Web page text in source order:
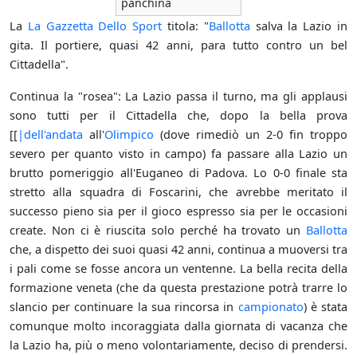
panchina
La La Gazzetta Dello Sport titola: "Ballotta salva la Lazio in
gita. Il portiere, quasi 42 anni, para tutto contro un bel
Cittadella".
Continua la "rosea": La Lazio passa il turno, ma gli applausi
sono tutti per il Cittadella che, dopo la bella prova
[[|dell'andata all'Olimpico (dove rimediò un 2-0 fin troppo
severo per quanto visto in campo) fa passare alla Lazio un
brutto pomeriggio all'Euganeo di Padova. Lo 0-0 finale sta
stretto alla squadra di Foscarini, che avrebbe meritato il
successo pieno sia per il gioco espresso sia per le occasioni
create. Non ci è riuscita solo perché ha trovato un Ballotta
che, a dispetto dei suoi quasi 42 anni, continua a muoversi tra
i pali come se fosse ancora un ventenne. La bella recita della
formazione veneta (che da questa prestazione potrà trarre lo
slancio per continuare la sua rincorsa in campionato) è stata
comunque molto incoraggiata dalla giornata di vacanza che
la Lazio ha, più o meno volontariamente, deciso di prendersi.